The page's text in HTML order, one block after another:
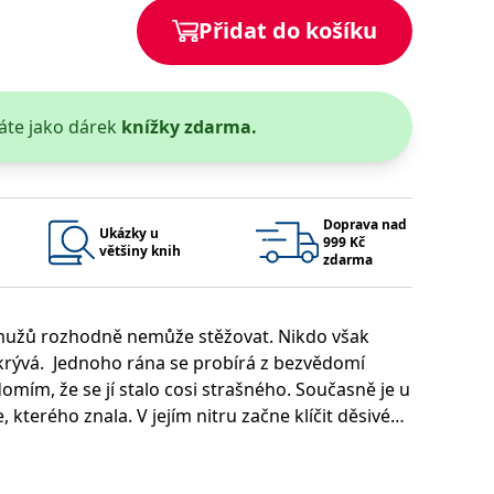
Přidat do košíku
jako dárek knížky zdarma.
Ukázky u
většiny knih
Doprava nad
999 Kč
zdarma
rozhodně nemůže stěžovat. Nikdo však
Jednoho rána se probírá z bezvědomí
že se jí stalo cosi strašného. Současně je u
kterého znala. V jejím nitru začne klíčit děsivé
mladému vyšetřovateli košické kriminálky.
soubory cookie návštěvníků. Je nutné, aby banner cookie
k udržování proměnných relací uživatelů. Obvykle se
příkladem je udržování přihlášeného stavu uživatele
možné podávat platné zprávy o používání jejich
stránku a slouží k počítání a sledování zobrazení
stránky.
správného vzhledu dialogových oken.
a zemí
Vyprší
Popis
### Luigisbox???